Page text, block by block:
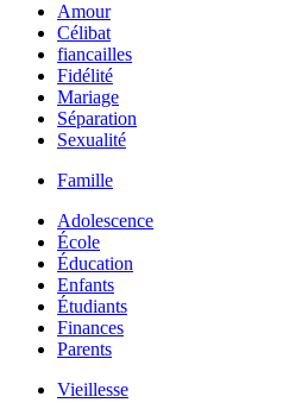
Amour
Célibat
fiancailles
Fidélité
Mariage
Séparation
Sexualité
Famille
Adolescence
École
Éducation
Enfants
Étudiants
Finances
Parents
Vieillesse